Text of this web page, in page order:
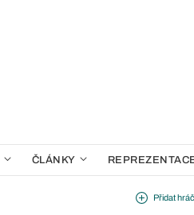
ČLÁNKY
Přidat